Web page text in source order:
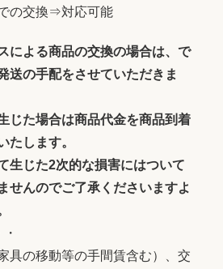
の交換⇒対応可能
による商品の交換の場合は、で
送の手配をさせていただきま
じた場合は商品代金を商品到着
たします。
生じた2次的な損害にはついて
せんのでご了承くださいますよ
具の移動等の手間賃含む）、交